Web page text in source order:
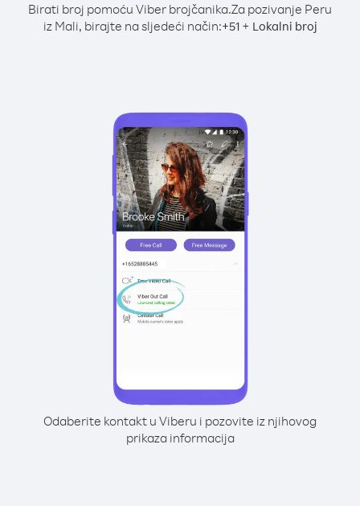
Birati broj pomoću Viber brojčanika.Za pozivanje Peru
iz Mali, birajte na sljedeći način:+51+ Lokalni broj
Odaberite kontakt u Viberu i pozovite iz njihovog
prikaza informacija